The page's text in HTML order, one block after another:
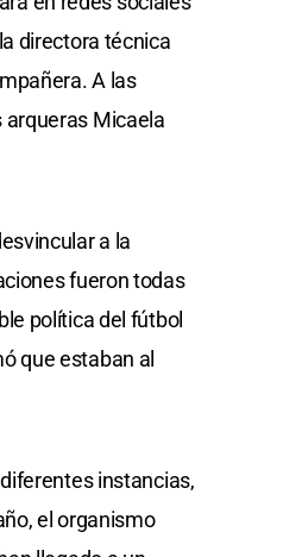
directora técnica
A las
arqueras Micaela
a la
fueron todas
política del fútbol
que estaban al
instancias,
el organismo